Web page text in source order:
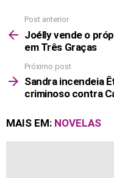
more
Post anterior
Joélly vende o
em Três Graças
Próximo post
Sandra incendeia
criminoso contra
MAIS EM: NOVELAS